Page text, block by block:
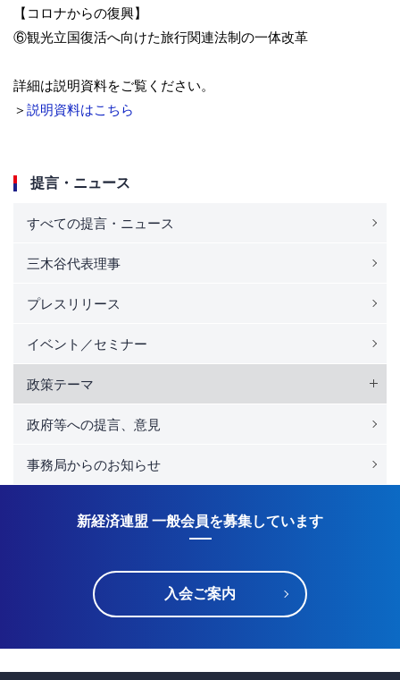
【コロナからの復興】
⑥観光立国復活へ向けた旅行関連法制の一体改革
詳細は説明資料をご覧ください。
＞ 説明資料はこちら
提言・ニュース
すべての提言・ニュース
三木谷代表理事
プレスリリース
イベント／セミナー
政策テーマ
政府等への提言、意見
事務局からのお知らせ
新経済連盟 一般会員を募集しています
入会ご案内